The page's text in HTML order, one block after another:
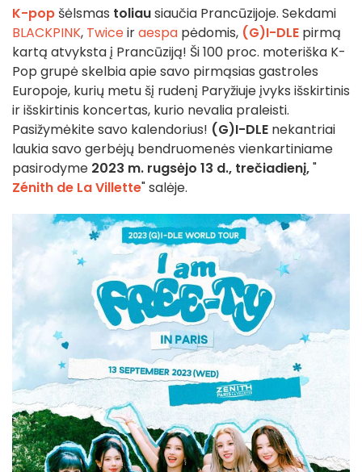
K-pop šėlsmas toliausiaučia Prancūzijoje. Sekdami
BLACKPINK, Twiceiraespa pėdomis, (G)I-DLE pirmą
kartą atvyksta į Prancūziją! Ši 100 proc. moteriška K-
Pop grupė skelbia apie savo pirmąsias gastroles
Europoje, kurių metu šį rudenį Paryžiuje įvyks išskirtinis
ir išskirtinis koncertas, kurio nevalia praleisti.
Pasižymėkite savo kalendorius! (G)I-DLE nekantriai
laukia savo gerbėjų bendruomenės vienkartiniame
pasirodyme 2023 m. rugsėjo 13 d., trečiadienį,"
Zénith de La Villette" salėje.